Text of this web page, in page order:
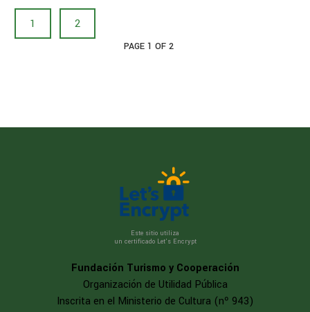
1 2
PAGE 1 OF 2
Este sitio utiliza
un certificado Let’s Encrypt
Fundación Turismo y Cooperación
Organización de Utilidad Pública
Inscrita en el Ministerio de Cultura (nº 943)